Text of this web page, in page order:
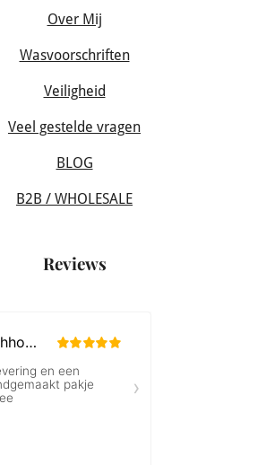
Over Mij
Wasvoorschriften
Veiligheid
Veel gestelde vragen
BLOG
B2B / WHOLESALE
Reviews